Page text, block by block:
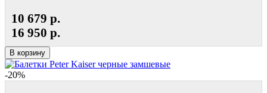
10 679 р.
16 950 р.
В корзину
-20%